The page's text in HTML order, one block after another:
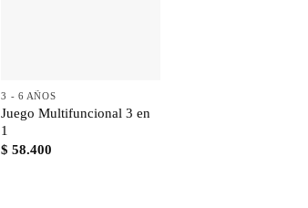
3 - 6 AÑOS
Juego Multifuncional 3 en
1
$ 58.400